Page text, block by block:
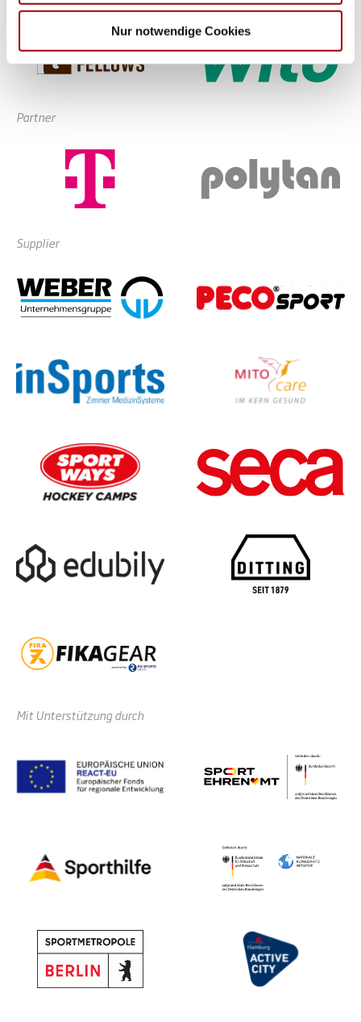
weiteren Daten zusammen, die Sie ihnen bereitgestellt
haben oder die sie im Rahmen Ihrer Nutzung der Dienste
Nur notwendige Cookies
Partner
Supplier
Mit Unterstützung durch